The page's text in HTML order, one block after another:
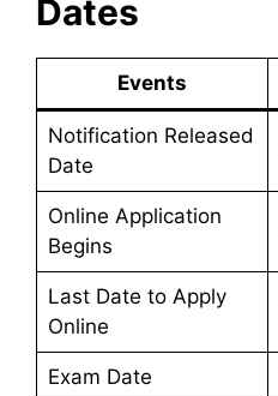
Dates
Events
Notification Released
Date
Online Application
Begins
Last Date to Apply
Online
Exam Date